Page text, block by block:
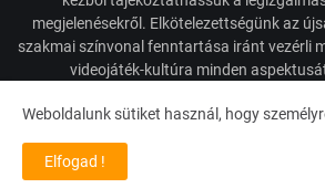
megjelenésekről. Elkötelezettségünk az
szakmai színvonal fenntartása iránt vezérli
videojáték-kultúra minden
Weboldalunk sütiket használ, hogy
Elfogad !